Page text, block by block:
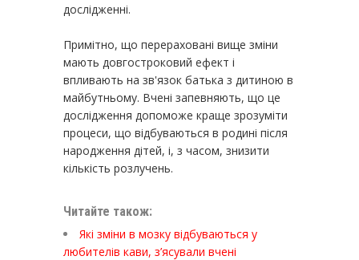
дослідженні.
Примітно, що перераховані вище зміни
мають довгостроковий ефект і
впливають на зв'язок батька з дитиною в
майбутньому. Вчені запевняють, що це
дослідження допоможе краще зрозуміти
процеси, що відбуваються в родині після
народження дітей, і, з часом, знизити
кількість розлучень.
Читайте також:
Які зміни в мозку відбуваються у
любителів кави, з’ясували вчені